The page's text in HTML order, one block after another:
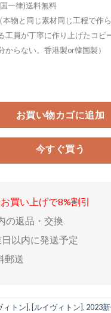
の
価
格
は
一律)送料無料
本物と同じ素材同じ工程で作
工員が丁寧に作り上げたコピ
からない。香港製or韓国製）
お買い物カゴに追加
今すぐ買う
買い上げで8%割引
の返品・交換
以内に発送予定
郵送
ィトン], [ルイヴィトン], 2023